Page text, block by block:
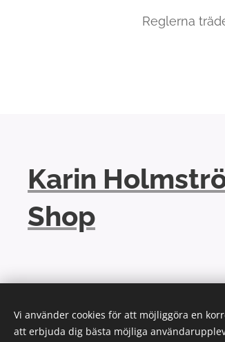
Reglerna
Karin
Shop
Vi använder cookies för att möjliggöra en
att erbjuda dig bästa möjliga